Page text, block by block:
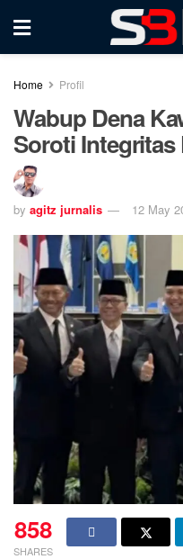
Home Profil
Wabup Dena
Soroti
by agitz jurnalis 12 May
858
SHARES